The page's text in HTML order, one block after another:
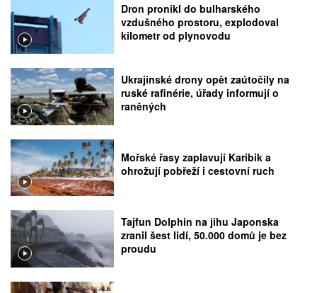
Dron pronikl do bulharského
vzdušného prostoru, explodoval
kilometr od plynovodu
Ukrajinské drony opět zaútočily na
ruské rafinérie, úřady informují o
raněných
Mořské řasy zaplavují Karibik a
ohrožují pobřeží i cestovní ruch
Tajfun Dolphin na jihu Japonska
zranil šest lidí, 50.000 domů je bez
proudu